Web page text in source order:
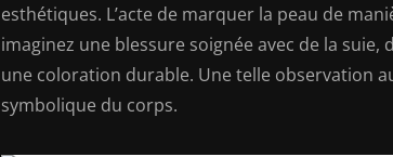
esthétiques. L’acte de marquer la peau de
imaginez une blessure soignée avec de la
une coloration durable. Une telle observation
symbolique du corps.